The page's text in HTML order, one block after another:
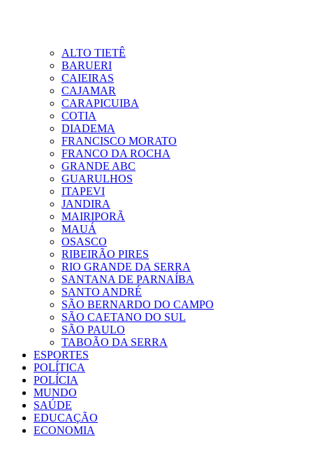
ALTO TIETÊ
BARUERI
CAIEIRAS
CAJAMAR
CARAPICUIBA
COTIA
DIADEMA
FRANCISCO MORATO
FRANCO DA ROCHA
GRANDE ABC
GUARULHOS
ITAPEVI
JANDIRA
MAIRIPORÃ
MAUÁ
OSASCO
RIBEIRÃO PIRES
RIO GRANDE DA SERRA
SANTANA DE PARNAÍBA
SANTO ANDRÉ
SÃO BERNARDO DO CAMPO
SÃO CAETANO DO SUL
SÃO PAULO
TABOÃO DA SERRA
ESPORTES
POLÍTICA
POLÍCIA
MUNDO
SAÚDE
EDUCAÇÃO
ECONOMIA